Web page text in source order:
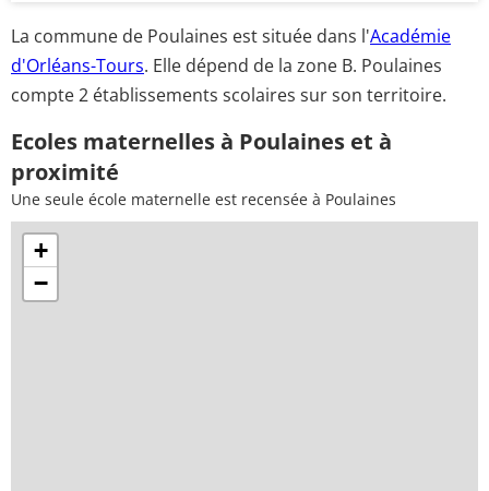
La commune de Poulaines est située dans l'Académie
d'Orléans-Tours. Elle dépend de la zone B. Poulaines
compte 2 établissements scolaires sur son territoire.
Ecoles maternelles à Poulaines et à
proximité
Une seule école maternelle est recensée à Poulaines
+
−